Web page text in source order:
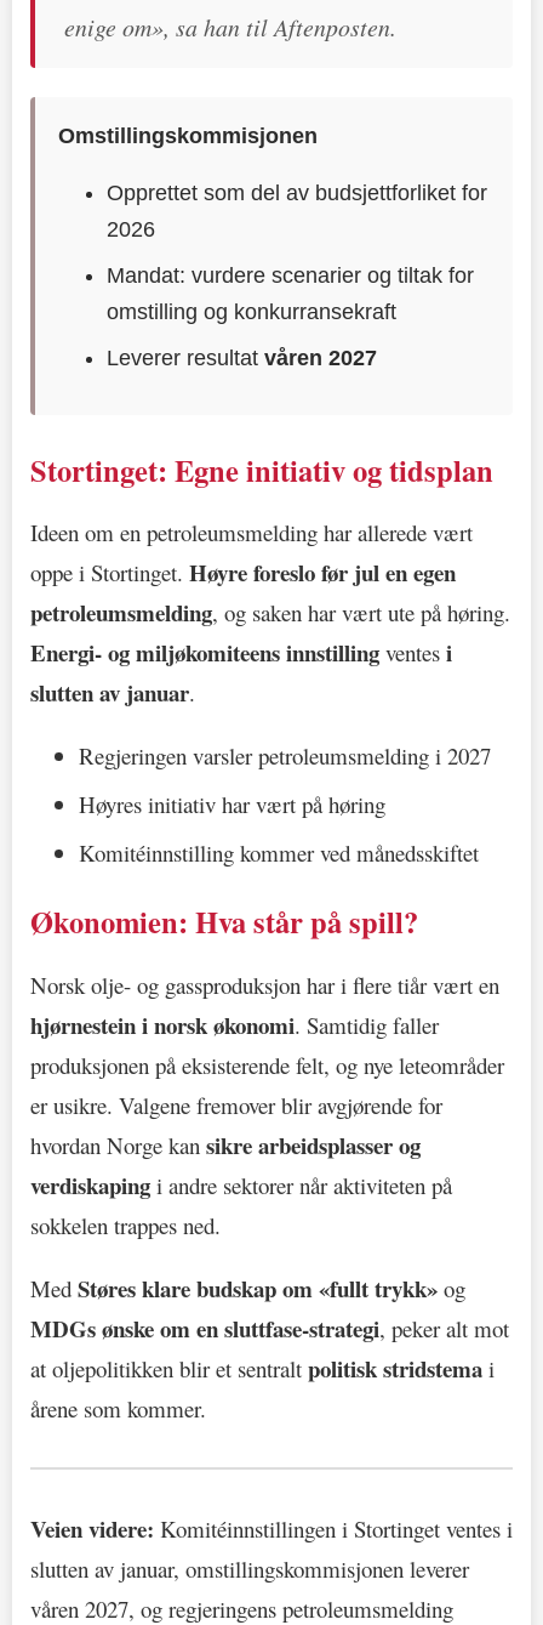
enige om», sa han til Aftenposten.
Omstillingskommisjonen
Opprettet som del av budsjettforliket for
2026
Mandat: vurdere scenarier og tiltak for
omstilling og konkurransekraft
Leverer resultatvåren 2027
Stortinget: Egne initiativ og tidsplan
Ideen om en petroleumsmelding har allerede vært
oppe i Stortinget. Høyre foreslo før jul en egen
petroleumsmelding, og saken har vært ute på høring.
Energi- og miljøkomiteens innstilling ventes i
slutten av januar.
Regjeringen varsler petroleumsmelding i 2027
Høyres initiativ har vært på høring
Komitéinnstilling kommer ved månedsskiftet
Økonomien: Hva står på spill?
Norsk olje- og gassproduksjon har i flere tiår vært en
hjørnestein i norsk økonomi. Samtidig faller
produksjonen på eksisterende felt, og nye leteområder
er usikre. Valgene fremover blir avgjørende for
hvordan Norge kan sikre arbeidsplasser og
verdiskaping i andre sektorer når aktiviteten på
sokkelen trappes ned.
Med Støres klare budskap om «fullt trykk» og
MDGs ønske om en sluttfase-strategi, peker alt mot
at oljepolitikken blir et sentralt politisk stridstema i
årene som kommer.
Veien videre: Komitéinnstillingen i Stortinget ventes i
slutten av januar, omstillingskommisjonen leverer
våren 2027, og regjeringens petroleumsmelding